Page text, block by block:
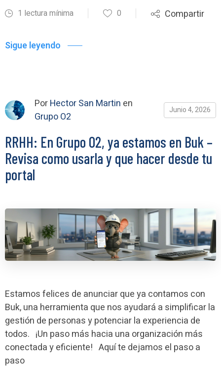
1 lectura mínima 0 Compartir
Sigue leyendo
PorHector San Martin en
Grupo O2
Junio 4, 2026
RRHH: En Grupo O2, ya estamos en Buk –
Revisa como usarla y que hacer desde tu
portal
Estamos felices de anunciar que ya contamos con
Buk, una herramienta que nos ayudará a simplificar la
gestión de personas y potenciar la experiencia de
todos. ¡Un paso más hacia una organización más
conectada y eficiente! Aquí te dejamos el paso a
paso